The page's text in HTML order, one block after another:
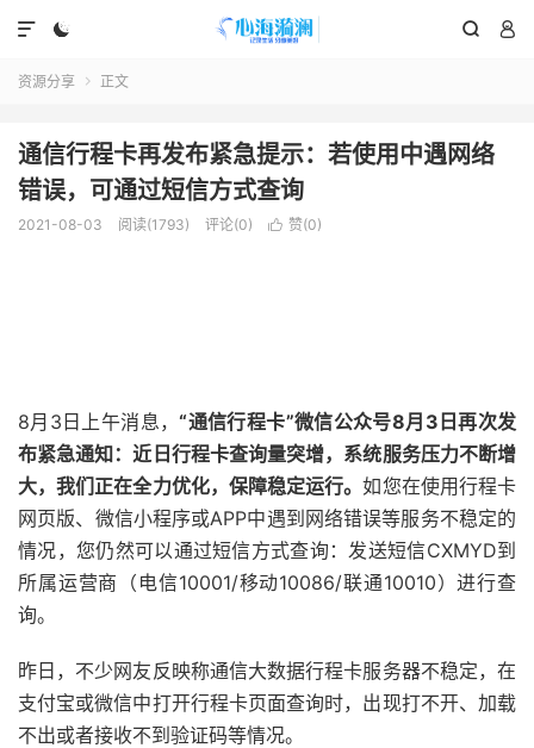
  

资源分享  正文
通信行程卡再发布紧急提示：若使用中遇网络
错误，可通过短信方式查询
2021-08-03 阅读(1793) 评论(0)  赞(0)
8月3日上午消息，“通信行程卡”微信公众号8月3日再次发
布紧急通知：近日行程卡查询量突增，系统服务压力不断增
大，我们正在全力优化，保障稳定运行。如您在使用行程卡
网页版、微信小程序或APP中遇到网络错误等服务不稳定的
情况，您仍然可以通过短信方式查询：发送短信CXMYD到
所属运营商（电信10001/移动10086/联通10010）进行查
询。
昨日，不少网友反映称通信大数据行程卡服务器不稳定，在
支付宝或微信中打开行程卡页面查询时，出现打不开、加载
不出或者接收不到验证码等情况。